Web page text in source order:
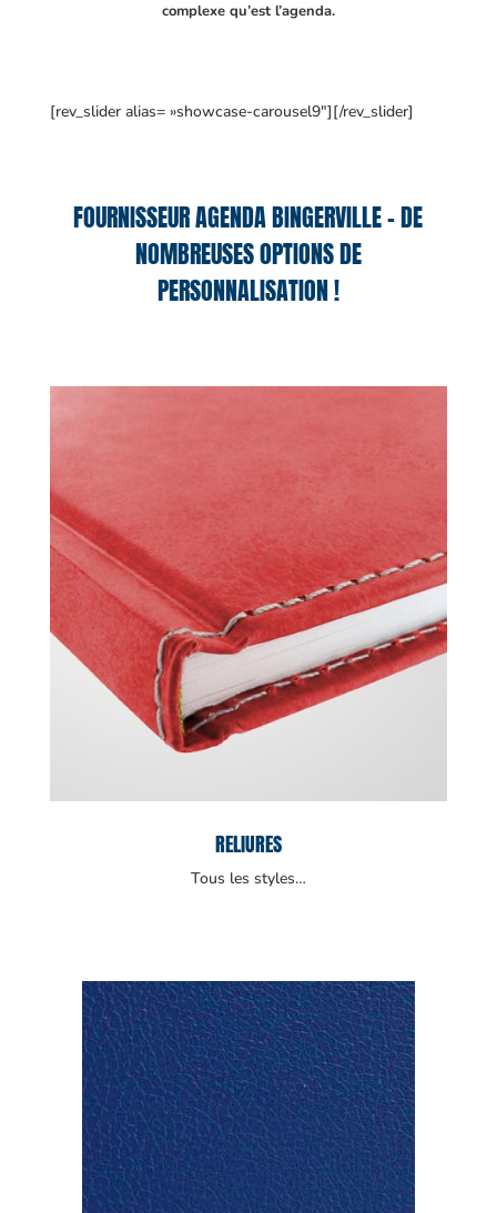
complexe qu’est l’agenda.
[rev_slider alias= »showcase-carousel9″][/rev_slider]
FOURNISSEUR AGENDA BINGERVILLE – DE
NOMBREUSES OPTIONS DE
PERSONNALISATION !
RELIURES
Tous les styles…